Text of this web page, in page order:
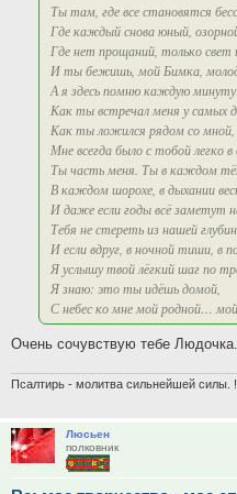
Ты там, где все становятся
Где каждый снова юный,
Где нет прощаний, только свет
И ты бежишь, мой Бимка,
А я здесь помню каждую
Как ты встречал меня у самых
Как ты ложился рядом со мной,
Мне всегда было с тобой легко в
Ты часть меня. Ты в каждом
В каждом шорохе, в дыхании
И даже если годы всё заметут
Тебя не стереть из нашей
И если вдруг, в ночной тиши, в
Я услышу твой лёгкий шаг по
Я знаю: это ты идёшь домой,
С небес ко мне мой родной…
Очень сочувствую тебе Людочка.
Псалтирь - молитва сильнейшей силы.
Люсьен
полковник